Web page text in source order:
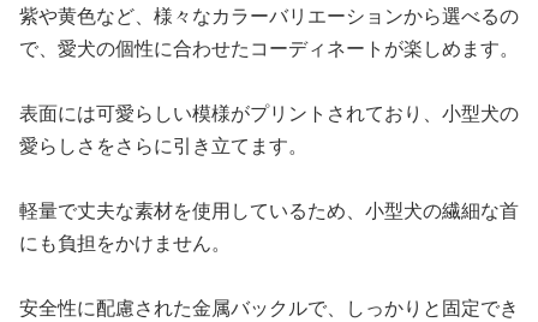
紫や黄色など、様々なカラーバリエーションから選べるの
で、愛犬の個性に合わせたコーディネートが楽しめます。
表面には可愛らしい模様がプリントされており、小型犬の
愛らしさをさらに引き立てます。
軽量で丈夫な素材を使用しているため、小型犬の繊細な首
にも負担をかけません。
安全性に配慮された金属バックルで、しっかりと固定でき